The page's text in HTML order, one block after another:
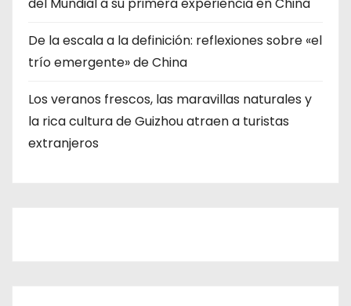
De la escala a la definición: reflexiones sobre «el
trío emergente» de China
Los veranos frescos, las maravillas naturales y
la rica cultura de Guizhou atraen a turistas
extranjeros